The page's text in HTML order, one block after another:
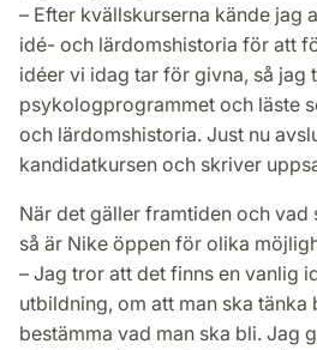
– Efter kvällskurserna kände jag
idé- och lärdomshistoria för att
idéer vi idag tar för givna, så jag
psykologprogrammet och läste
och lärdomshistoria. Just nu
kandidatkursen och skriver
När det gäller framtiden och vad
så är Nike öppen för olika
– Jag tror att det finns en vanlig
utbildning, om att man ska
bestämma vad man ska bli. Jag